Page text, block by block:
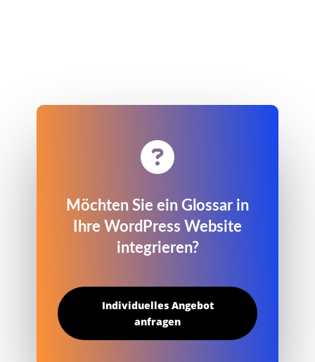

Möchten Sie ein Glossar in
Ihre WordPress Website
integrieren?
Individuelles Angebot
anfragen